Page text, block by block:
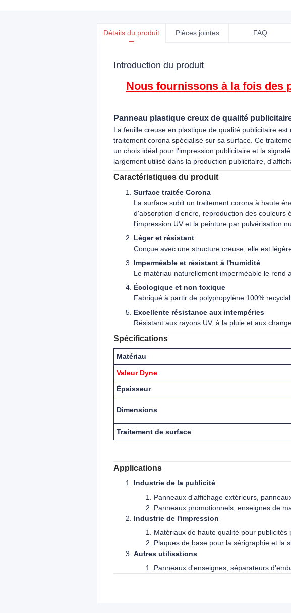
Détails du produit Pièces jointes FAQ
Introduction du produit
Nous fournissons à la fois des
Panneau plastique creux de qualité
La feuille creuse en plastique de qualité publicitaire
traitement corona spécialisé sur sa surface. Ce
un choix idéal pour l'impression publicitaire et la
largement utilisé dans la production publicitaire,
Caractéristiques du produit
Surface traitée Corona
La surface subit un traitement corona à haute
d'absorption d'encre, reproduction des couleurs
l'impression UV et la peinture par pulvérisation
Léger et résistant
Conçue avec une structure creuse, elle est
Imperméable et résistant à l'humidité
Le matériau naturellement imperméable le rend
Écologique et non toxique
Fabriqué à partir de polypropylène 100%
Excellente résistance aux intempéries
Résistant aux rayons UV, à la pluie et aux
Spécifications
Matériau
Valeur Dyne
Épaisseur
Dimensions
Traitement de surface
Applications
Industrie de la publicité
Panneaux d'affichage extérieurs,
Panneaux promotionnels, enseignes de
Industrie de l'impression
Matériaux de haute qualité pour publicités
Plaques de base pour la sérigraphie et la
Autres utilisations
Panneaux d'enseignes, séparateurs